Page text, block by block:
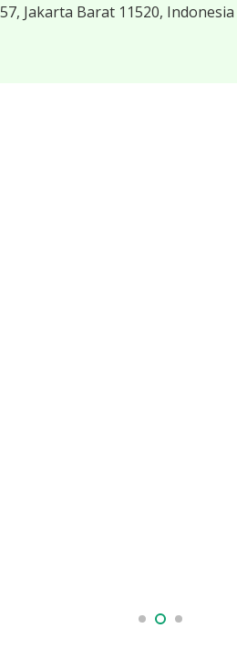
Jakarta Barat 11520, Indonesia